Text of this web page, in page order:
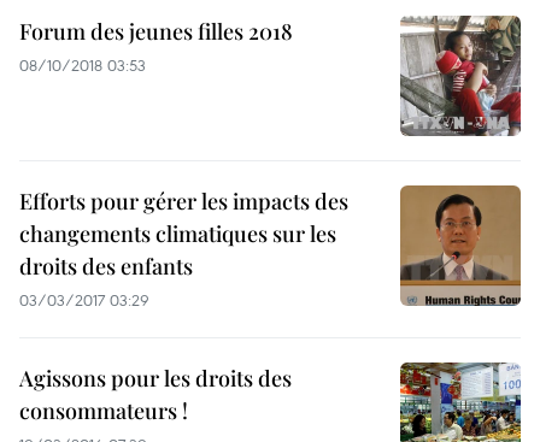
Forum des jeunes filles 2018
08/10/2018 03:53
Efforts pour gérer les impacts des
changements climatiques sur les
droits des enfants
03/03/2017 03:29
Agissons pour les droits des
consommateurs !